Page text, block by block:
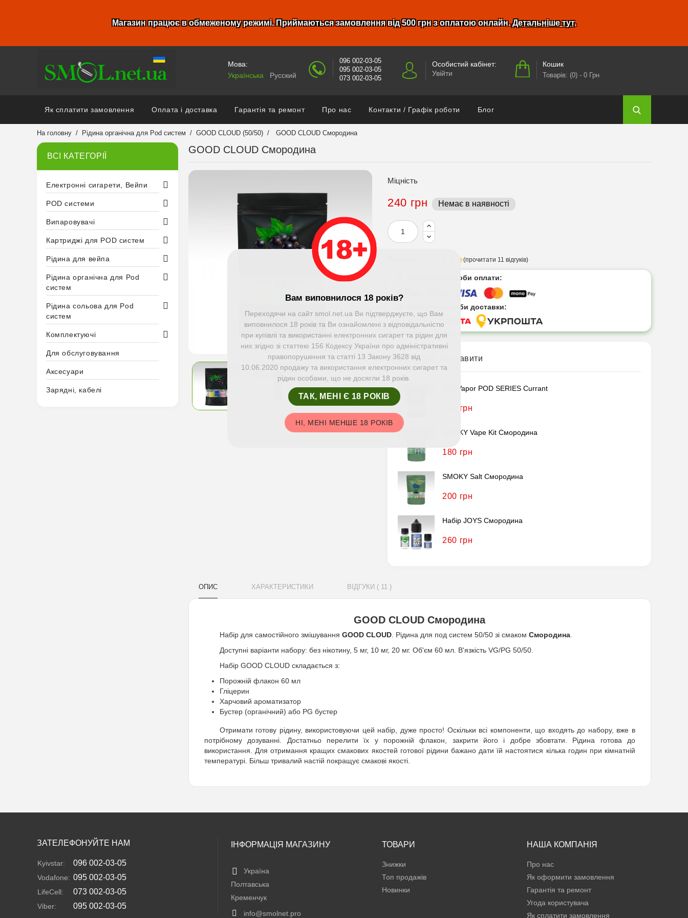
Магазин працює в обмеженому режимі. Приймаються замовлення від 500 грн з оплатою онлайн.Детальніше тут.
Мова:
Українська
Русский
096 002-03-05
095 002-03-05
073 002-03-05
Особистий кабінет:
Увійти
Кошик
Товарів: (0)- 0 Грн
Як сплатити замовлення Оплата і доставка Гарантія та ремонт Про нас Контакти / Графік роботи Блог
На головну Рідина органічна для Pod систем GOOD CLOUD (50/50) GOOD CLOUD Смородина
ВСІ КАТЕГОРІЇ
Електронні сигарети, Вейпи
POD системи
Випаровувачі
Картриджі для POD систем
Рідина для вейпа
Рідина органічна для Pod
систем
Рідина сольова для Pod
систем
Комплектуючі
Для обслуговування
Аксесуари
Зарядні, кабелі
GOOD CLOUD Смородина
Міцність
240 грн Немає в наявності
(прочитати 11 відгуків)
Доступні способи оплати:
Доступні служби доставки:
Вас може зацікавити
Soft Vapor POD SERIES Currant
210 грн
SMOKY Vape Kit Смородина
180 грн
SMOKY Salt Смородина
200 грн
Набір JOYS Смородина
260 грн
ОПИС ХАРАКТЕРИСТИКИ ВІДГУКИ ( 11 )
GOOD CLOUD Смородина
Набір для самостійного змішування GOOD CLOUD. Рідина для под систем 50/50 зі смаком Смородина.
Доступні варіанти набору: без нікотину, 5 мг, 10 мг, 20 мг. Об'єм 60 мл. В'язкість VG/PG 50/50.
Набір GOOD CLOUD складається з:
Порожній флакон 60 мл
Гліцерин
Харчовий ароматизатор
Бустер (органічний) або PG бустер
Отримати готову рідину, використовуючи цей набір, дуже просто! Оскільки всі компоненти, що входять до набору, вже в
потрібному дозуванні. Достатньо перелити їх у порожній флакон, закрити його і добре збовтати. Рідина готова до
використання. Для отримання кращих смакових якостей готової рідини бажано дати їй настоятися кілька годин при кімнатній
температурі. Більш тривалий настій покращує смакові якості.
ЗАТЕЛЕФОНУЙТЕ НАМ
Kyivstar: 096 002-03-05
Vodafone: 095 002-03-05
LifeCell: 073 002-03-05
Viber: 095 002-03-05
ІНФОРМАЦІЯ МАГАЗИНУ
Україна
Полтавська
Кременчук
info@smolnet.pro
ТОВАРИ
Знижки
Топ продажів
Новинки
НАША КОМПАНІЯ
Про нас
Як оформити замовлення
Гарантія та ремонт
Угода користувача
Як сплатити замовлення
Вам виповнилося 18 років?
Переходячи на сайт smol.net.ua Ви підтверджуєте, що Вам
виповнилося 18 років та Ви ознайомлені з відповідальністю
при купівлі та використанні електронних сигарет та рідин для
них згідно зі статтею 156 Кодексу України про адміністративні
правопорушення та статті 13 Закону 3628 від
10.06.2020 продажу та використання електронних сигарет та
рідин особами, що не досягли 18 років.
ТАК, МЕНІ Є 18 РОКІВ
НІ, МЕНІ МЕНШЕ 18 РОКІВ